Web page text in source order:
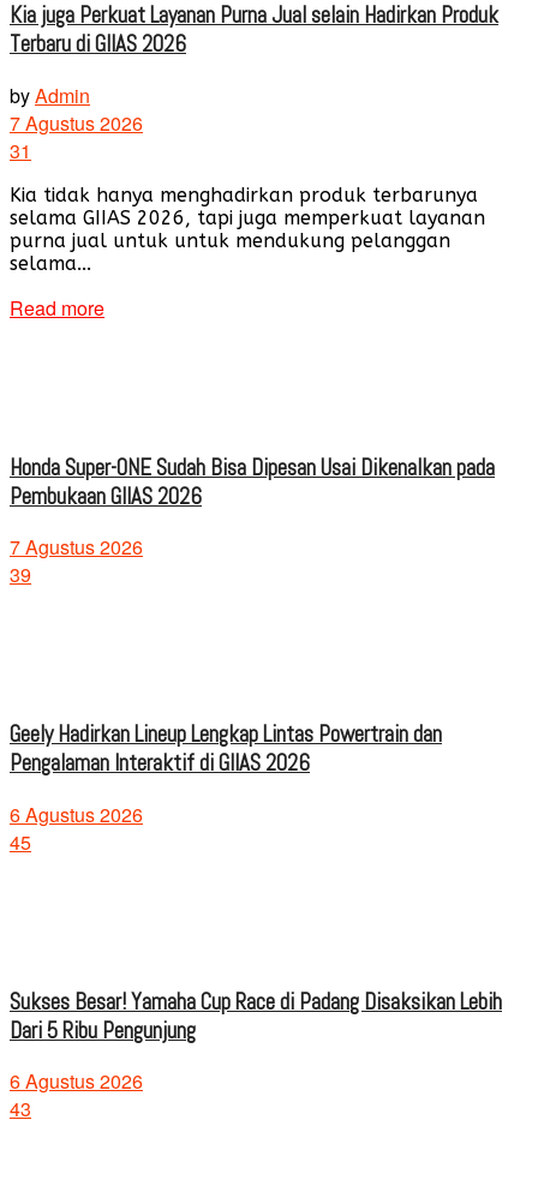
Kia juga Perkuat Layanan Purna Jual selain Hadirkan Produk
Terbaru di GIIAS 2026
byAdmin
7 Agustus 2026
31
Kia tidak hanya menghadirkan produk terbarunya
selama GIIAS 2026, tapi juga memperkuat layanan
purna jual untuk untuk mendukung pelanggan
selama...
Read more
Honda Super-ONE Sudah Bisa Dipesan Usai Dikenalkan pada
Pembukaan GIIAS 2026
7 Agustus 2026
39
Geely Hadirkan Lineup Lengkap Lintas Powertrain dan
Pengalaman Interaktif di GIIAS 2026
6 Agustus 2026
45
Sukses Besar! Yamaha Cup Race di Padang Disaksikan Lebih
Dari 5 Ribu Pengunjung
6 Agustus 2026
43